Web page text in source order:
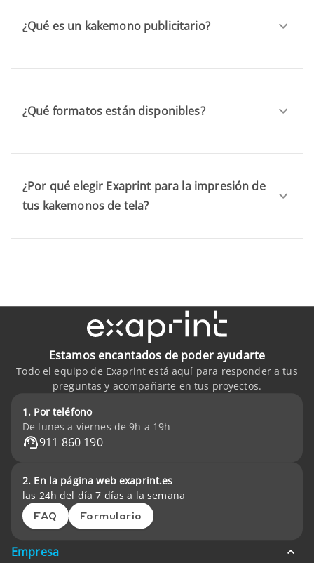
¿Qué es un kakemono publicitario?
¿Qué formatos están disponibles?
¿Por qué elegir Exaprint para la impresión de
tus kakemonos de tela?
Estamos encantados de poder ayudarte
Todo el equipo de Exaprint está aquí para responder a tus
preguntas y acompañarte en tus proyectos.
1. Por teléfono
De lunes a viernes de 9h a 19h
911 860 190
2. En la página web exaprint.es
las 24h del día 7 días a la semana
FAQ Formulario
Empresa